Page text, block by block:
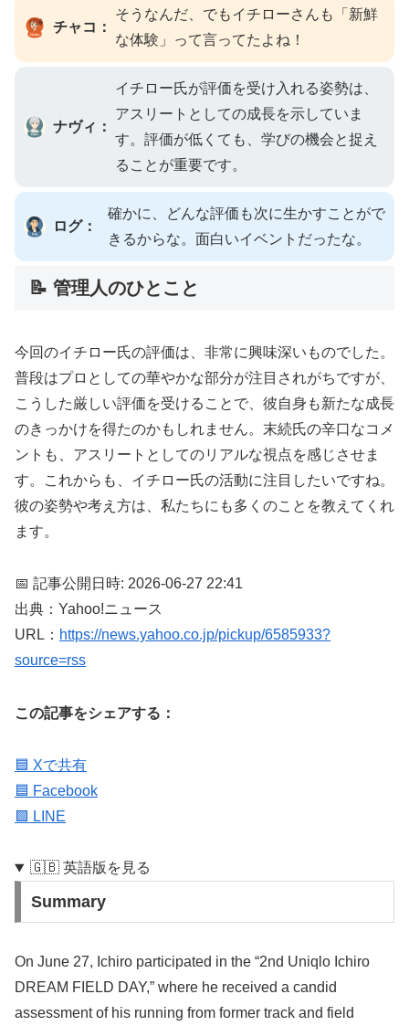
チャコ：
そうなんだ、でもイチローさんも「新鮮
な体験」って言ってたよね！
ナヴィ：
イチロー氏が評価を受け入れる姿勢は、
アスリートとしての成長を示していま
す。評価が低くても、学びの機会と捉え
ることが重要です。
ログ：
確かに、どんな評価も次に生かすことがで
きるからな。面白いイベントだったな。
📝 管理人のひとこと
今回のイチロー氏の評価は、非常に興味深いものでした。
普段はプロとしての華やかな部分が注目されがちですが、
こうした厳しい評価を受けることで、彼自身も新たな成長
のきっかけを得たのかもしれません。末続氏の辛口なコメ
ントも、アスリートとしてのリアルな視点を感じさせま
す。これからも、イチロー氏の活動に注目したいですね。
彼の姿勢や考え方は、私たちにも多くのことを教えてくれ
ます。
📅 記事公開日時: 2026-06-27 22:41
出典：Yahoo!ニュース
URL： https://news.yahoo.co.jp/pickup/6585933?
source=rss
この記事をシェアする：
🟦 Xで共有
🟦 Facebook
🟩 LINE
🇬🇧 英語版を見る
Summary
On June 27, Ichiro participated in the “2nd Uniqlo Ichiro
DREAM FIELD DAY,” where he received a candid
assessment of his running from former track and field